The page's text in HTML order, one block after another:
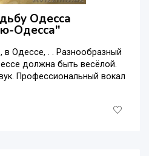
Одесса
Одесса"
в Одессе, . . Разнообразный
должна быть весёлой.
Профессиональный вокал